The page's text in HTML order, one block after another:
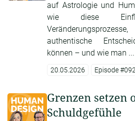
auf Astrologie und
wie diese
authentische
können – und wie man ...
20.05.2026 Episode #092
Grenzen setzen
Schuldgefühle